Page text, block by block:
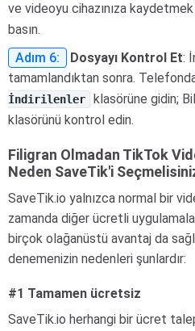
ve videoyu cihazınıza
basın.
Adım 6:
Dosyayı Kontrol Et:
tamamlandıktan sonra.
İndirilenler
klasörüne gidin;
klasörünü kontrol edin.
Filigran Olmadan TikTok
Neden SaveTik'i
SaveTik.io yalnızca normal bir
zamanda diğer ücretli
birçok olağanüstü avantaj da
denemenizin nedenleri şunlardır:
#1 Tamamen ücretsiz
SaveTik.io herhangi bir ücret